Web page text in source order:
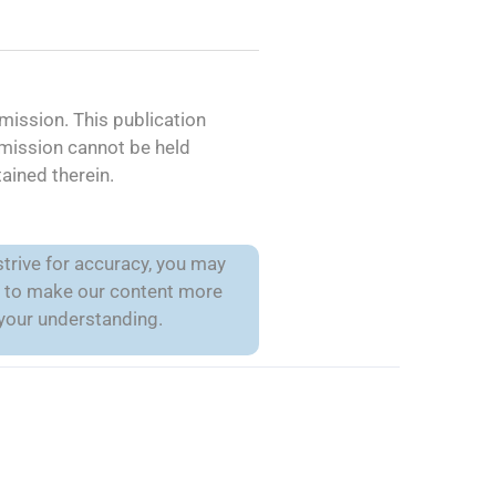
This publication
cannot be held
therein.
for accuracy, you may
make our content more
understanding.